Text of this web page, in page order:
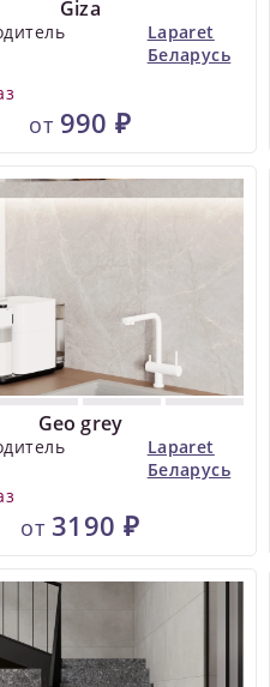
Giza
Laparet
Беларусь
от 990 ₽
Geo grey
Laparet
Беларусь
от 3190 ₽